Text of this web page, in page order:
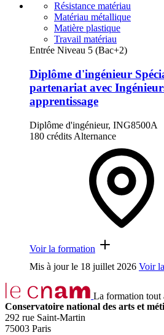
Résistance matériau
Matériau métallique
Matière plastique
Travail matériau
Entrée Niveau 5 (Bac+2)
Diplôme d'ingénieur
partenariat avec
apprentissage
Diplôme d'ingénieur, ING8500A
180 crédits Alternance
Voir la formation
Mis à jour le 18 juillet 2026 Voir
La formation tout
Conservatoire national des arts et
292 rue Saint-Martin
75003 Paris